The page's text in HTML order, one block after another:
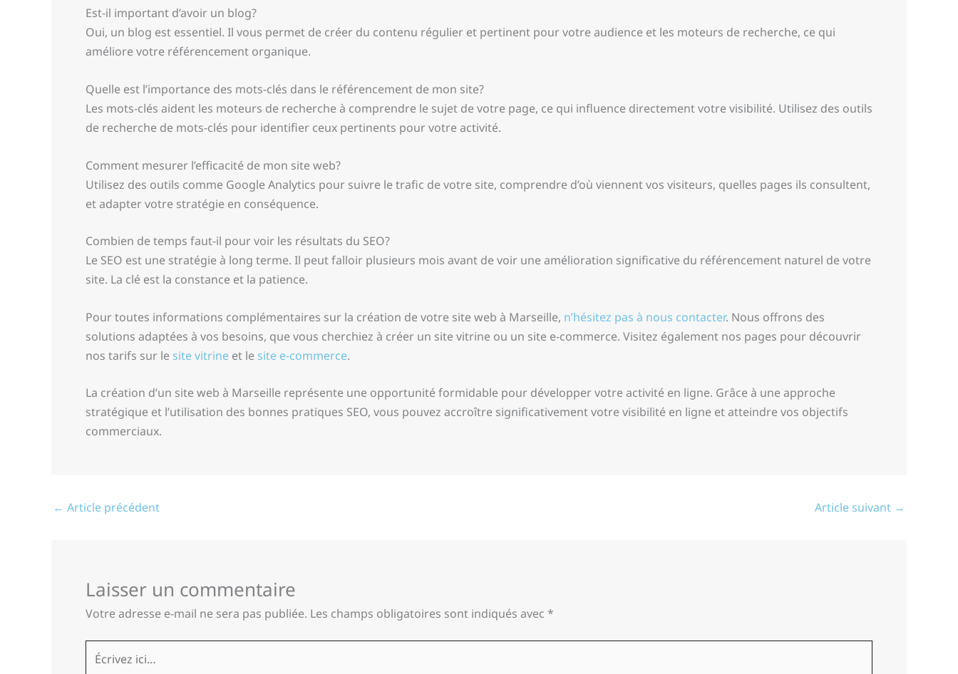
Est-il important d’avoir un blog?
Oui, un blog est essentiel. Il vous permet de créer du contenu régulier et pertinent pour votre audience et les moteurs de recherche, ce qui
améliore votre référencement organique.
Quelle est l’importance des mots-clés dans le référencement de mon site?
Les mots-clés aident les moteurs de recherche à comprendre le sujet de votre page, ce qui influence directement votre visibilité. Utilisez des outils
de recherche de mots-clés pour identifier ceux pertinents pour votre activité.
Comment mesurer l’efficacité de mon site web?
Utilisez des outils comme Google Analytics pour suivre le trafic de votre site, comprendre d’où viennent vos visiteurs, quelles pages ils consultent,
et adapter votre stratégie en conséquence.
Combien de temps faut-il pour voir les résultats du SEO?
Le SEO est une stratégie à long terme. Il peut falloir plusieurs mois avant de voir une amélioration significative du référencement naturel de votre
site. La clé est la constance et la patience.
Pour toutes informations complémentaires sur la création de votre site web à Marseille, n’hésitez pas à nous contacter. Nous offrons des
solutions adaptées à vos besoins, que vous cherchiez à créer un site vitrine ou un site e-commerce. Visitez également nos pages pour découvrir
nos tarifs sur le site vitrine et le site e-commerce.
La création d’un site web à Marseille représente une opportunité formidable pour développer votre activité en ligne. Grâce à une approche
stratégique et l’utilisation des bonnes pratiques SEO, vous pouvez accroître significativement votre visibilité en ligne et atteindre vos objectifs
commerciaux.
← Article précédent Article suivant →
Laisser un commentaire
Votre adresse e-mail ne sera pas publiée. Les champs obligatoires sont indiqués avec *
Écrivez
ici…